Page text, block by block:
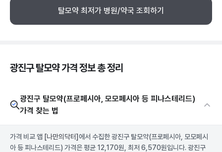
탈모약 최저가 병원/약국 조회하기
광진구 탈모약 가격 정보 총 정리
광진구 탈모약(프로페시아, 모모페시아 등 피나스테리드)
가격 찾는 법
가격 비교 앱 [나만의닥터] 에서 수집한 광진구 탈모약(프로페시아, 모모페시
아 등 피나스테리드) 가격은 평균 12,170원, 최저 6,570원입니다. 광진구